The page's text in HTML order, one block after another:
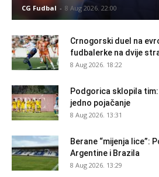
CG Fudbal - 8 Aug 2026. 22:00
Crnogorski duel na
fudbalerke na dvije
8 Aug 2026. 18:22
Podgorica sklopila
jedno pojačanje
8 Aug 2026. 13:31
Berane “mijenja lice”:
Argentine i Brazila
8 Aug 2026. 13:29